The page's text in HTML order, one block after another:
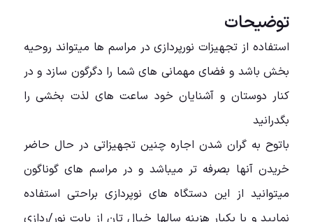
توضیحات
استفاده از تجهیزات نورپردازی در مراسم ها میتواند روحیه
بخش باشد و فضای مهمانی های شما را دگرگون سازد و در
کنار دوستان و آشنایان خود ساعت های لذت بخشی را
بگدرانید
باتوح به گران شدن اجاره چنین تجهیزاتی در حال حاضر
خریدن آنها بصرفه تر میباشد و در مراسم های گوناگون
میتوانید از این دستگاه های نوپردازی براحتی استفاده
نمایید و با یکبار هزینه سالها خیال تان از بابت نور/ردازی